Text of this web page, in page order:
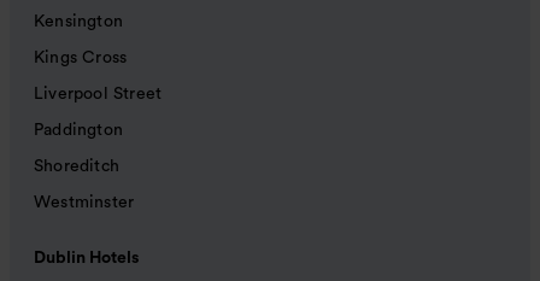
Kensington
Kings Cross
Liverpool Street
Paddington
Shoreditch
Westminster
Dublin Hotels